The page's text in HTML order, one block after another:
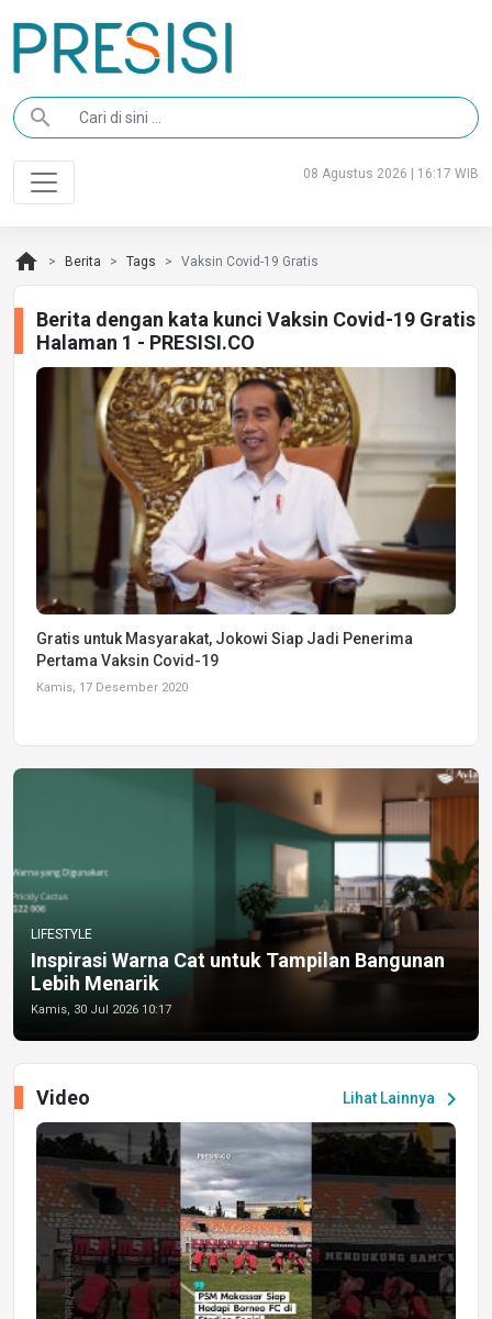
search
08 Agustus 2026 | 16:17 WIB
home Berita Tags Vaksin Covid-19 Gratis
Berita dengan kata kunci Vaksin Covid-19 Gratis
Halaman 1 - PRESISI.CO
Gratis untuk Masyarakat, Jokowi Siap Jadi Penerima
Pertama Vaksin Covid-19
Kamis, 17 Desember 2020
LIFESTYLE
Inspirasi Warna Cat untuk Tampilan Bangunan
Lebih Menarik
Kamis, 30 Jul 2026 10:17
Lihat Lainnya chevron_right
Video